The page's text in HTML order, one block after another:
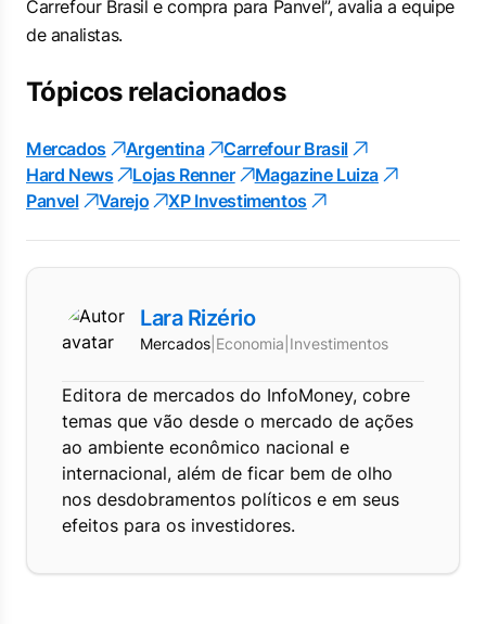
Carrefour Brasil e compra para Panvel”, avalia a equipe
de analistas.
Tópicos relacionados
Mercados Argentina
Carrefour Brasil
Hard News
Lojas Renner
Magazine Luiza
Panvel
Varejo XP Investimentos
Lara Rizério
Mercados Economia Investimentos
Editora de mercados do InfoMoney, cobre
temas que vão desde o mercado de ações
ao ambiente econômico nacional e
internacional, além de ficar bem de olho
nos desdobramentos políticos e em seus
efeitos para os investidores.